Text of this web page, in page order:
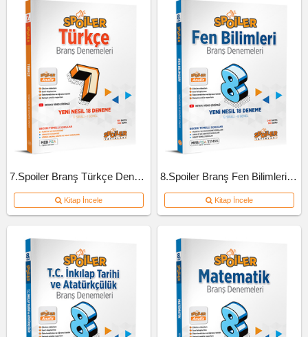
7.Spoiler Branş Türkçe Deneme
Kitap İncele
8.Spoiler Branş Fen Bilimleri Deneme
Kitap İncele